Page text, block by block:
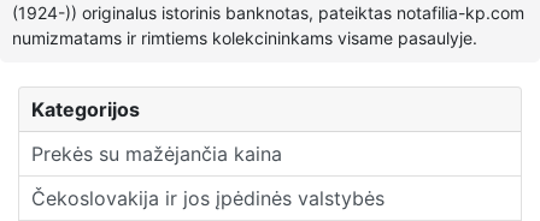
Kategorijos
Prekės su mažėjančia kaina
Čekoslovakija ir jos įpėdinės valstybės
(1924-)) originalus istorinis banknotas, pateiktas notafilia-kp.com
numizmatams ir rimtiems kolekcininkams visame pasaulyje.